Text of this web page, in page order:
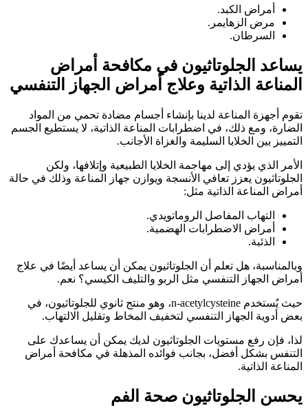
أمراض الكبد.
مرض الزهايمر.
السرطان.
يساعد الجلوتاثيون في مكافحة أمراض
المناعة الذاتية وعلاج أمراض الجهاز التنفسي
تقوم أجهزة المناعة لدينا بإنشاء أجسام مضادة تحمي من المواد
الضارة، ومع ذلك، في اضطرابات المناعة الذاتية، لا يستطيع الجسم
التمييز بين الخلايا السليمة والغزاة الأجانب.
الأمر الذي يؤدي إلى مهاجمة الخلايا الطبيعية وإتلافها، ولكن
الجلوتاثيون يعزز تعافي الأنسجة ويوازن جهاز المناعة وذلك في حالة
أمراض المناعة الذاتية مثل:
التهاب المفاصل الروماتويدي.
أمراض الاضطرابات الهضمية.
الذئبة.
وبالمناسبة، هل تعلم أن الجلوتاثيون يمكن أن يساعد أيضًا في علاج
أمراض الجهاز التنفسي مثل الربو والتليف الكيسي؟ نعم.
حيث يُستخدم n-acetylcysteine، وهو منتج ثانوي للجلوتاثيون، في
بعض أدوية الجهاز التنفسي لتخفيف المخاط وتقليل الالتهاب.
لذا، فإن رفع مستويات الجلوتاثيون لديك يمكن أن يساعدك على
التنفس بشكل أفضل، بجانب فوائده المذهلة في مكافحة أمراض
المناعة الذاتية.
يحسن الجلوتاثيون صحة الفم